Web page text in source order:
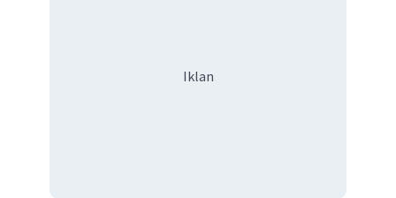
Iklan